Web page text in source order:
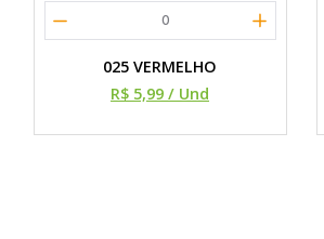
0
025 VERMELHO
R$ 5,99 / Und